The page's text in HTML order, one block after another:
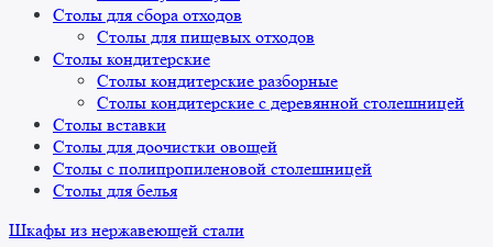
Столы для сбора отходов
Столы для пищевых отходов
Столы кондитерские
Столы кондитерские разборные
Столы кондитерские с деревянной столешницей
Столы вставки
Столы для доочистки овощей
Столы с полипропиленовой столешницей
Столы для белья
Шкафы из нержавеющей стали